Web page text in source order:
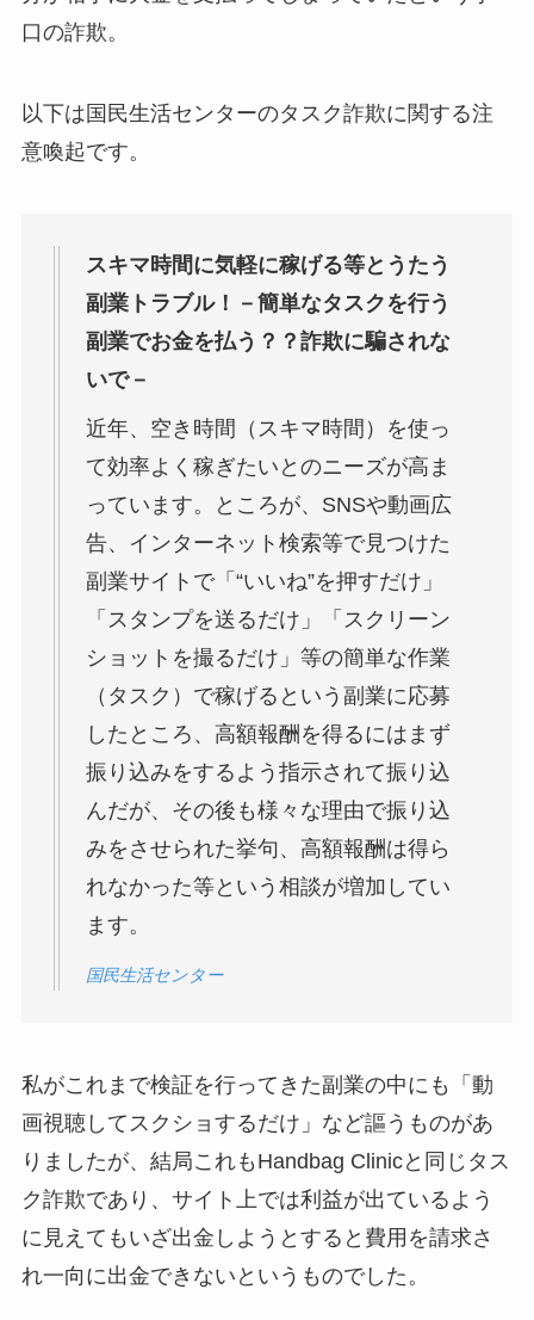
口の詐欺。
以下は国民生活センターのタスク詐欺に関する注
意喚起です。
スキマ時間に気軽に稼げる等とうたう
副業トラブル！－簡単なタスクを行う
副業でお金を払う？？詐欺に騙されな
いで－
近年、空き時間（スキマ時間）を使っ
て効率よく稼ぎたいとのニーズが高ま
っています。ところが、SNSや動画広
告、インターネット検索等で見つけた
副業サイトで「“いいね”を押すだけ」
「スタンプを送るだけ」「スクリーン
ショットを撮るだけ」等の簡単な作業
（タスク）で稼げるという副業に応募
したところ、高額報酬を得るにはまず
振り込みをするよう指示されて振り込
んだが、その後も様々な理由で振り込
みをさせられた挙句、高額報酬は得ら
れなかった等という相談が増加してい
ます。
国民生活センター
私がこれまで検証を行ってきた副業の中にも「動
画視聴してスクショするだけ」など謳うものがあ
りましたが、結局これもHandbag Clinicと同じタス
ク詐欺であり、サイト上では利益が出ているよう
に見えてもいざ出金しようとすると費用を請求さ
れ一向に出金できないというものでした。